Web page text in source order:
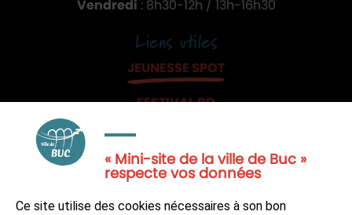
« Mini-site de la ville de Buc »
respecte vos données
Ce site utilise des cookies nécessaires à son bon
Vendredi : 8h30-12h / 13h-16h30
Liens utiles
JEUNESSE SPOT
FESTIVAL BD
JE PARTICIPE